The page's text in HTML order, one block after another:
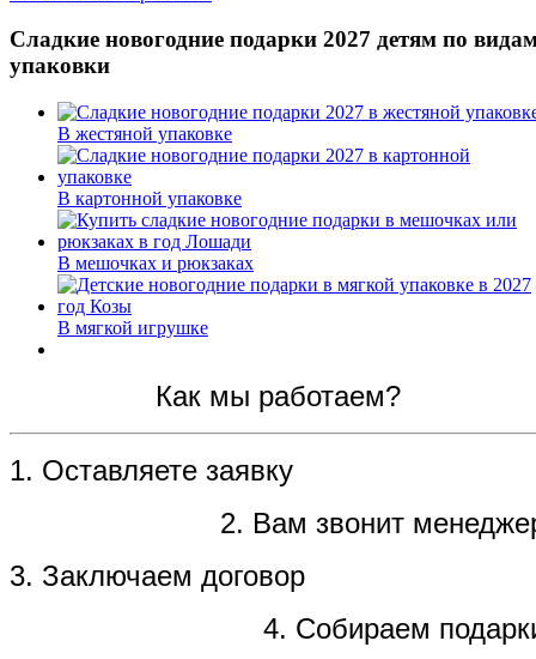
Сладкие новогодние подарки 2027 детям по
упаковки
В жестяной упаковке
В картонной упаковке
В мешочках и рюкзаках
В мягкой игрушке
Как мы работаем?
1. Оставляете заявку
2. Вам звонит
3. Заключаем договор
4. Собираем